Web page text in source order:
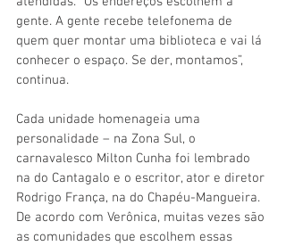
gente. A gente recebe telefonema de
quem quer montar uma biblioteca e vai lá
conhecer o espaço. Se der, montamos”,
continua.
Cada unidade homenageia uma
personalidade – na Zona Sul, o
carnavalesco Milton Cunha foi lembrado
na do Cantagalo e o escritor, ator e diretor
Rodrigo França, na do Chapéu-Mangueira.
De acordo com Verônica, muitas vezes são
as comunidades que escolhem essas